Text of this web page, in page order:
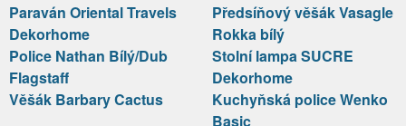
Paraván Oriental Travels
Dekorhome
Předsíňový věšák Vasagle
Rokka bílý
Police Nathan Bílý/Dub
Flagstaff
Stolní lampa SUCRE
Dekorhome
Věšák Barbary Cactus
Kuchyňská police Wenko
Basic